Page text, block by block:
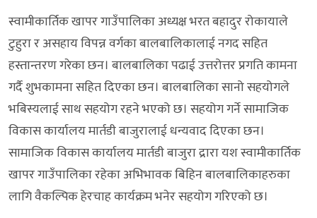
स्वामीकार्तिक खापर गाउँपालिका अध्यक्ष भरत बहादुर रोकायाले
टुहुरा र असहाय विपन्न वर्गका बालबालिकालाई नगद सहित
हस्तान्तरण गरेका छन। बालबालिका पढाई उत्तरोत्तर प्रगति कामना
गर्दै शुभकामना सहित दिएका छन। बालबालिका सानो सहयोगले
भबिस्यलाई साथ सहयोग रहने भएको छ। सहयोग गर्ने सामाजिक
विकास कार्यालय मार्तडी बाजुरालाई धन्यवाद दिएका छन।
सामाजिक विकास कार्यालय मार्तडी बाजुरा द्रारा यश स्वामीकार्तिक
खापर गाउँपालिका रहेका अभिभावक बिहिन बालबालिकाहरुका
लागि वैकल्पिक हेरचाह कार्यक्रम भनेर सहयोग गरिएको छ।